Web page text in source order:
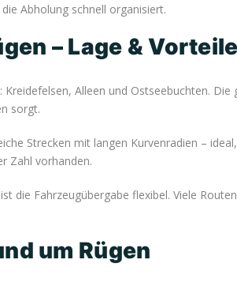
Abholung schnell organisiert.
– Lage & Vorteile
Alleen und Ostseebuchten.
sorgt.
Strecken mit langen Kurvenradien –
Zahl vorhanden.
die Fahrzeugübergabe flexibel. Viele
um Rügen